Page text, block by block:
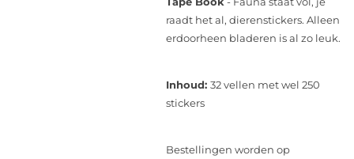
raadt het al, dierenstickers. Alleen
erdoorheen bladeren is al zo leuk.
Inhoud: 32 vellen met wel 250
stickers
Bestellingen worden op